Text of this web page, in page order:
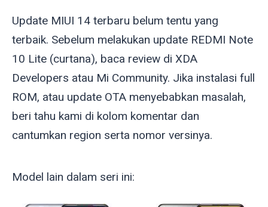
Update MIUI 14 terbaru belum tentu yang
terbaik. Sebelum melakukan update REDMI Note
10 Lite (curtana), baca review di XDA
Developers atau Mi Community. Jika instalasi full
ROM, atau update OTA menyebabkan masalah,
beri tahu kami di kolom komentar dan
cantumkan region serta nomor versinya.
Model lain dalam seri ini: